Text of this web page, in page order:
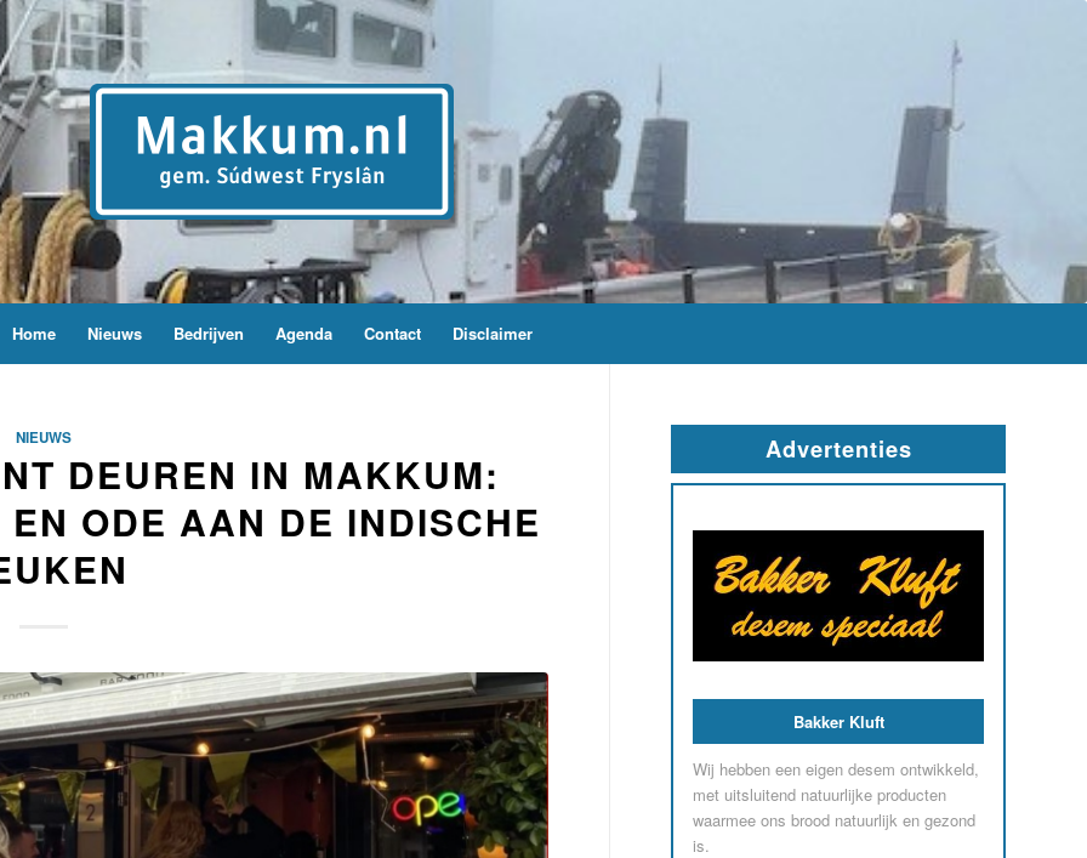
Home Nieuws Bedrijven Agenda Contact Disclaimer
NIEUWS
DEUREN IN MAKKUM:
ODE AAN DE INDISCHE
Advertenties
Bakker Kluft
Wij hebben een eigen desem ontwikkeld,
met uitsluitend natuurlijke producten
waarmee ons brood natuurlijk en gezond
is.